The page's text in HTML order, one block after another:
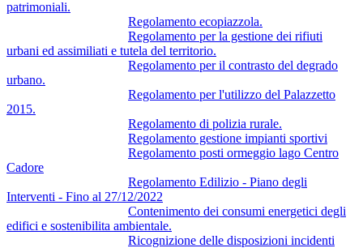
patrimoniali.
Regolamento ecopiazzola.
Regolamento per la gestione dei rifiuti
urbani ed assimiliati e tutela del territorio.
Regolamento per il contrasto del degrado
urbano.
Regolamento per l'utilizzo del Palazzetto
2015.
Regolamento di polizia rurale.
Regolamento gestione impianti sportivi
Regolamento posti ormeggio lago Centro
Cadore
Regolamento Edilizio - Piano degli
Interventi - Fino al 27/12/2022
Contenimento dei consumi energetici degli
edifici e sostenibilita ambientale.
Ricognizione delle disposizioni incidenti